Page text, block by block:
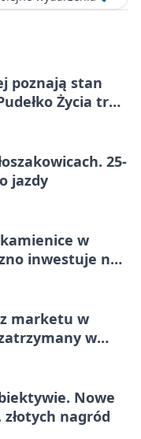
poznają stan
Życia trafi
25-
jazdy
w
inwestuje na
marketu w
w
Nowe
nagród